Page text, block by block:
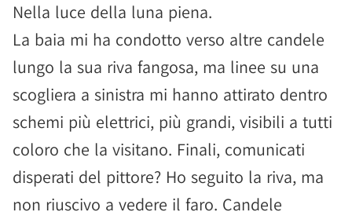
Nella luce della luna piena.
La baia mi ha condotto verso altre candele
lungo la sua riva fangosa, ma linee su una
scogliera a sinistra mi hanno attirato dentro
schemi più elettrici, più grandi, visibili a tutti
coloro che la visitano. Finali, comunicati
disperati del pittore? Ho seguito la riva, ma
non riuscivo a vedere il faro. Candele